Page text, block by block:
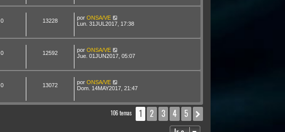
0 13228 por ONSA/VE
Lun. 31JUL2017, 17:38
0 12592 por ONSA/VE
Jue. 01JUN2017, 05:07
0 13072 por ONSA/VE
Dom. 14MAY2017, 21:47
106 temas 1 2 3 4 5